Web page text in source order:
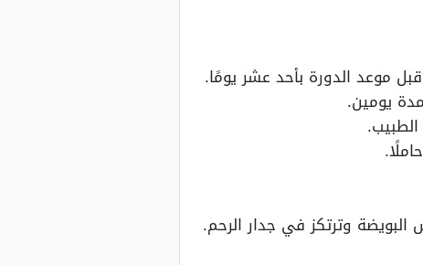
يومين.
وترتكز في جدار الرحم.